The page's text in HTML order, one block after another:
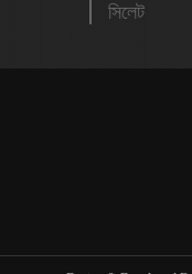
সিলেট